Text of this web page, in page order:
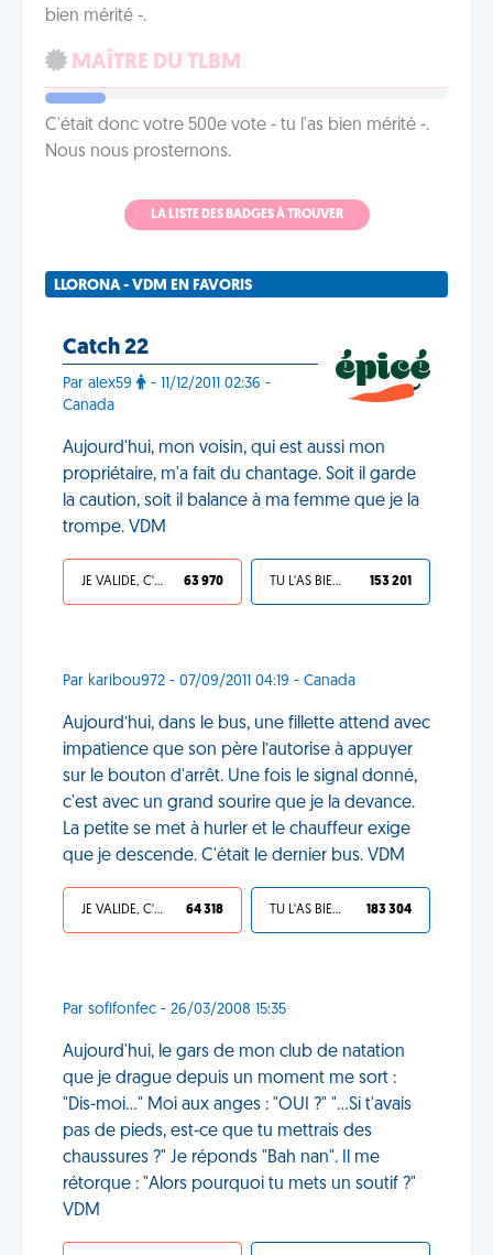
bien mérité -.
MAÎTRE DU TLBM
C'était donc votre 500e vote - tu l'as bien mérité -.
Nous nous prosternons.
LA LISTE DES BADGES À TROUVER
LLORONA - VDM EN FAVORIS
Catch 22
Par alex59
- 11/12/2011 02:36 -
Canada
Aujourd'hui, mon voisin, qui est aussi mon
propriétaire, m'a fait du chantage. Soit il garde
la caution, soit il balance à ma femme que je la
trompe. VDM
JE VALIDE, C'EST UNE VDM 63 970 TU L'AS BIEN MÉRITÉ 153 201
Par karibou972 - 07/09/2011 04:19 - Canada
Aujourd’hui, dans le bus, une fillette attend avec
impatience que son père l’autorise à appuyer
sur le bouton d'arrêt. Une fois le signal donné,
c'est avec un grand sourire que je la devance.
La petite se met à hurler et le chauffeur exige
que je descende. C'était le dernier bus. VDM
JE VALIDE, C'EST UNE VDM 64 318 TU L'AS BIEN MÉRITÉ 183 304
Par sofifonfec - 26/03/2008 15:35
Aujourd'hui, le gars de mon club de natation
que je drague depuis un moment me sort :
"Dis-moi..." Moi aux anges : "OUI ?" "...Si t'avais
pas de pieds, est-ce que tu mettrais des
chaussures ?" Je réponds "Bah nan". Il me
rétorque : "Alors pourquoi tu mets un soutif ?"
VDM